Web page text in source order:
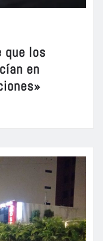
que los
en